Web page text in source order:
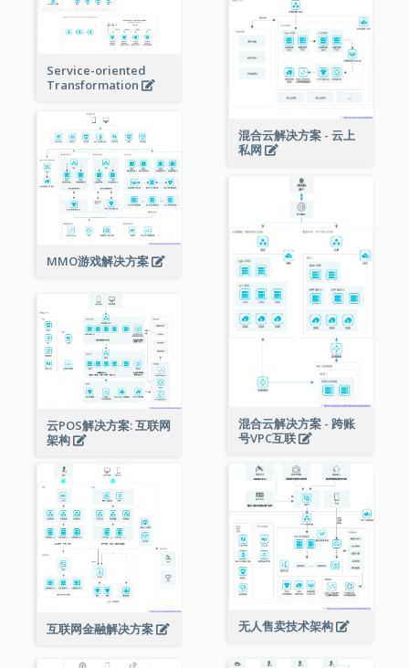
Service-oriented
Transformation
混合云解决方案 - 云上
私网
MMO游戏解决方案
混合云解决方案 - 跨账
号VPC互联
云POS解决方案: 互联网
架构
互联网金融解决方案 无人售卖技术架构